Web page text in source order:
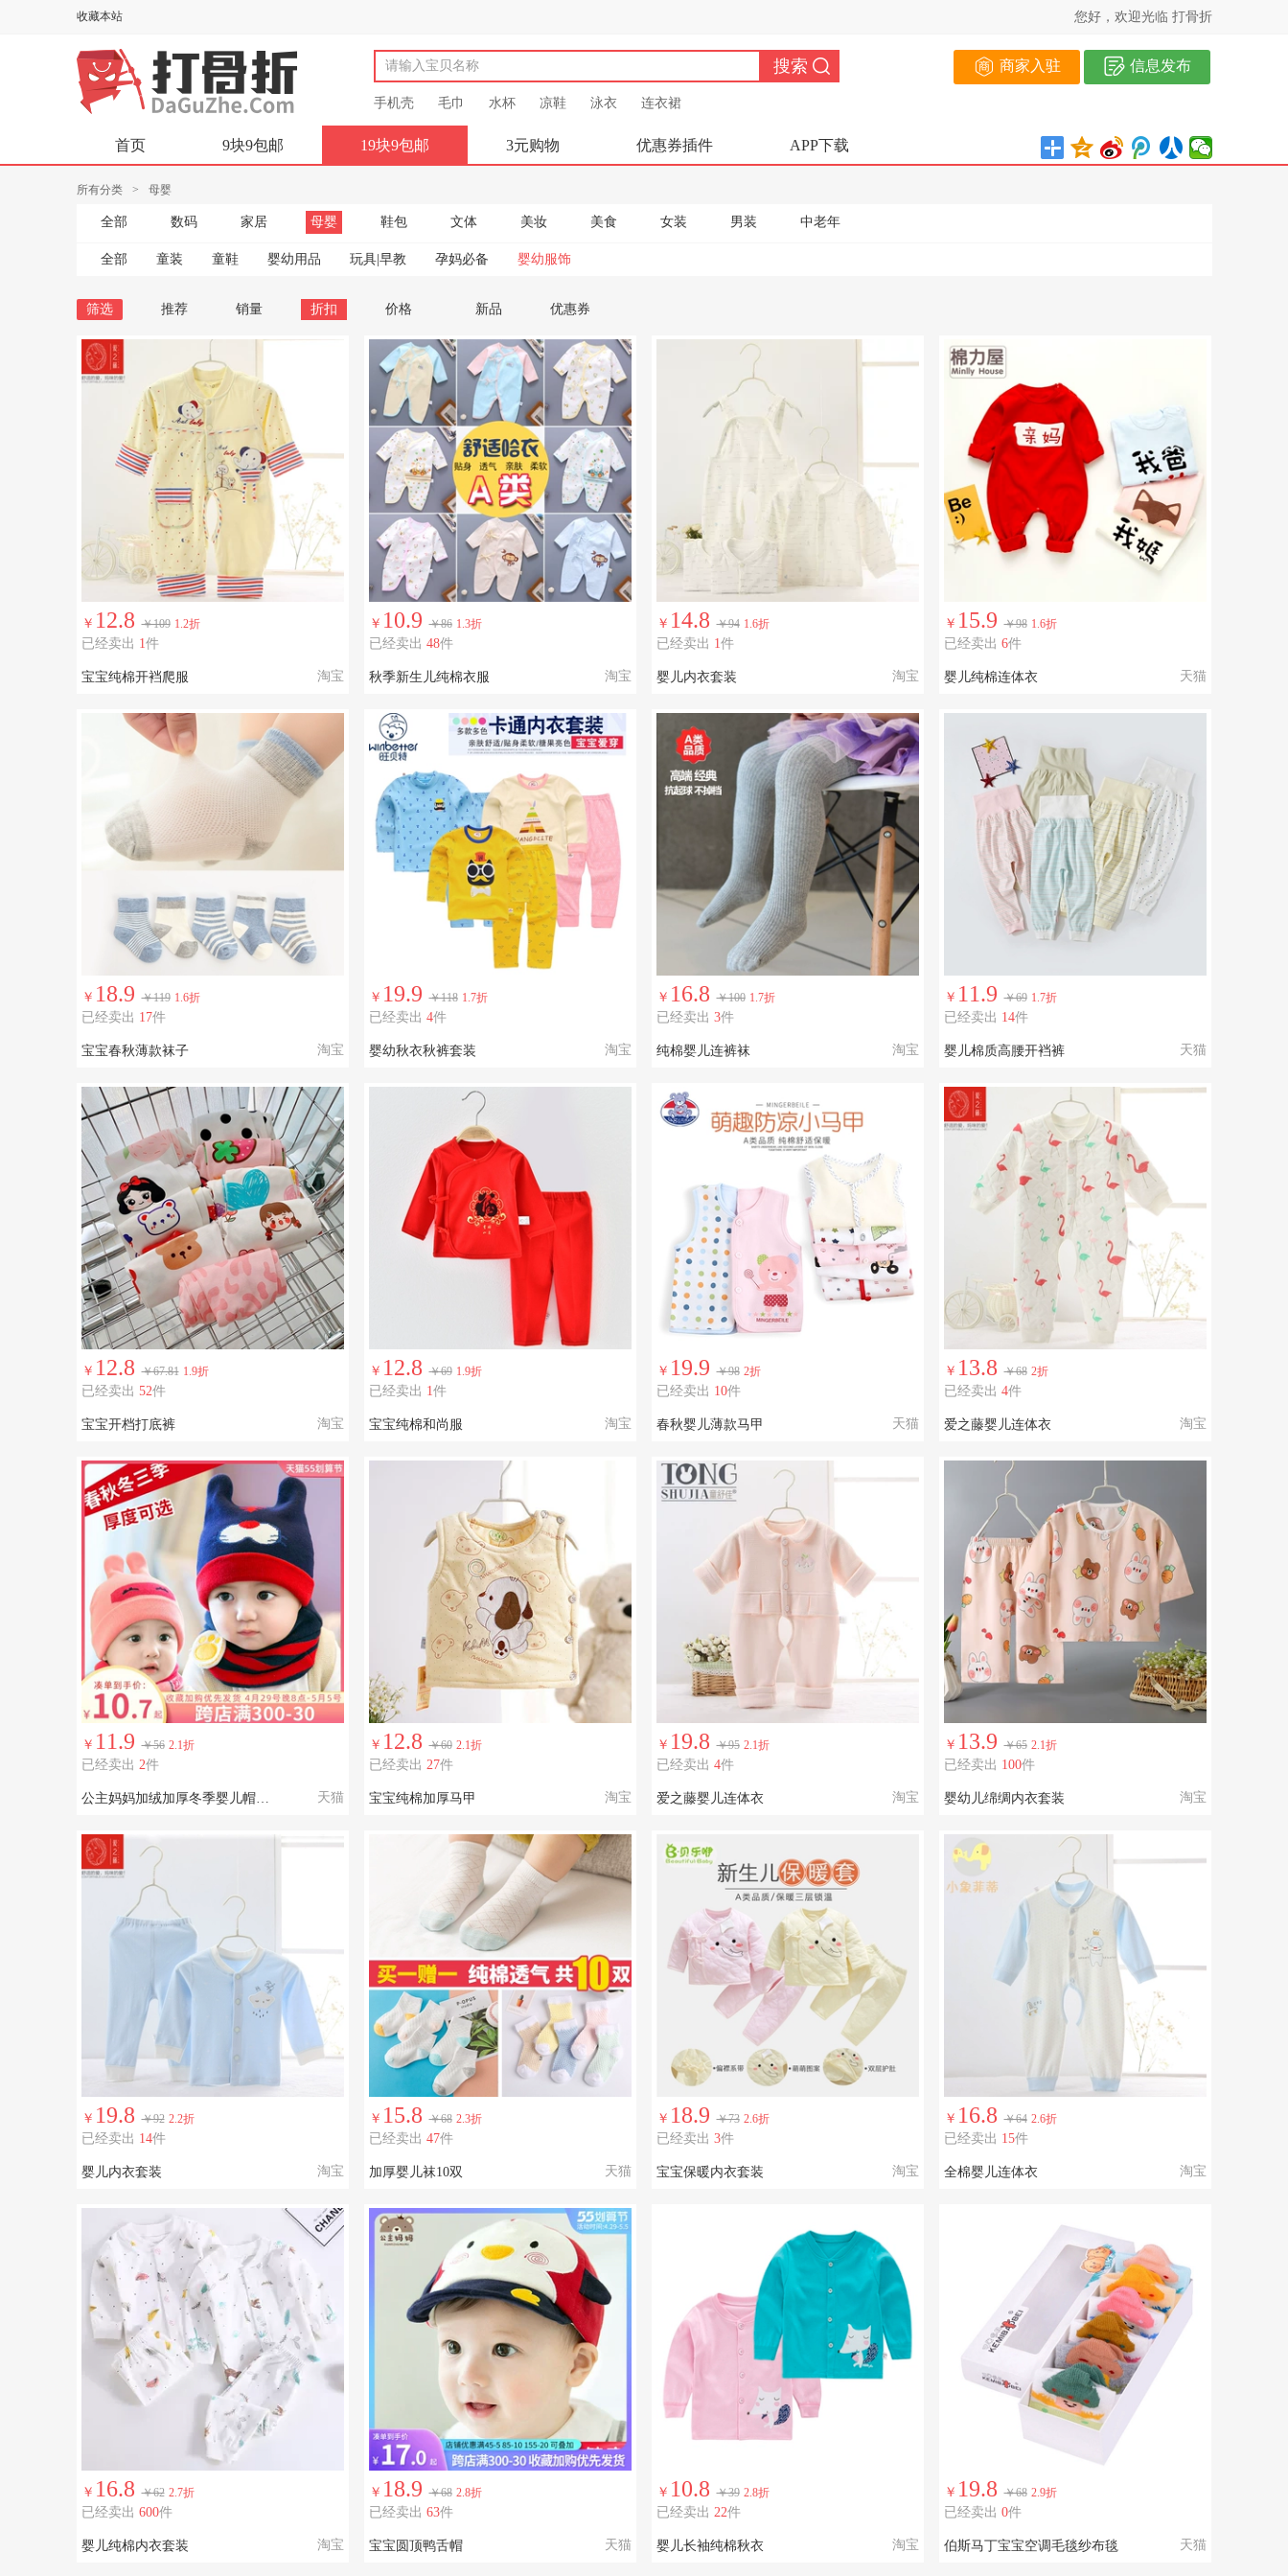
收藏本站 您好，欢迎光临 打骨折
手机壳 毛巾 水杯 凉鞋 泳衣 连衣裙
信息发布
商家入驻
首页 9块9包邮 19块9包邮 3元购物 优惠券插件 APP下载
所有分类 > 母婴
全部 数码 家居 母婴 鞋包 文体 美妆 美食 女装 男装 中老年
全部 童装 童鞋 婴幼用品 玩具|早教 孕妈必备 婴幼服饰
筛选 推荐 销量 折扣 价格 新品 优惠券
￥ 12.8 ￥109 1.2折
已经卖出 1件
淘宝
宝宝纯棉开裆爬服
￥ 10.9 ￥86 1.3折
已经卖出 48件
淘宝
秋季新生儿纯棉衣服
￥ 14.8 ￥94 1.6折
已经卖出 1件
淘宝
婴儿内衣套装
￥ 15.9 ￥98 1.6折
已经卖出 6件
天猫
婴儿纯棉连体衣
￥ 18.9 ￥119 1.6折
已经卖出 17件
淘宝
宝宝春秋薄款袜子
￥ 19.9 ￥118 1.7折
已经卖出 4件
淘宝
婴幼秋衣秋裤套装
￥ 16.8 ￥100 1.7折
已经卖出 3件
淘宝
纯棉婴儿连裤袜
￥ 11.9 ￥69 1.7折
已经卖出 14件
天猫
婴儿棉质高腰开裆裤
￥ 12.8 ￥67.81 1.9折
已经卖出 52件
淘宝
宝宝开档打底裤
￥ 12.8 ￥69 1.9折
已经卖出 1件
淘宝
宝宝纯棉和尚服
￥ 19.9 ￥98 2折
已经卖出 10件
天猫
春秋婴儿薄款马甲
￥ 13.8 ￥68 2折
已经卖出 4件
淘宝
爱之藤婴儿连体衣
￥ 11.9 ￥56 2.1折
已经卖出 2件
天猫
公主妈妈加绒加厚冬季婴儿帽护耳帽
￥ 12.8 ￥60 2.1折
已经卖出 27件
淘宝
宝宝纯棉加厚马甲
￥ 19.8 ￥95 2.1折
已经卖出 4件
淘宝
爱之藤婴儿连体衣
￥ 13.9 ￥65 2.1折
已经卖出 100件
淘宝
婴幼儿绵绸内衣套装
￥ 19.8 ￥92 2.2折
已经卖出 14件
淘宝
婴儿内衣套装
￥ 15.8 ￥68 2.3折
已经卖出 47件
天猫
加厚婴儿袜10双
￥ 18.9 ￥73 2.6折
已经卖出 3件
淘宝
宝宝保暖内衣套装
￥ 16.8 ￥64 2.6折
已经卖出 15件
淘宝
全棉婴儿连体衣
￥ 16.8 ￥62 2.7折
已经卖出 600件
淘宝
婴儿纯棉内衣套装
￥ 18.9 ￥68 2.8折
已经卖出 63件
天猫
宝宝圆顶鸭舌帽
￥ 10.8 ￥39 2.8折
已经卖出 22件
淘宝
婴儿长袖纯棉秋衣
￥ 19.8 ￥68 2.9折
已经卖出 0件
天猫
伯斯马丁宝宝空调毛毯纱布毯